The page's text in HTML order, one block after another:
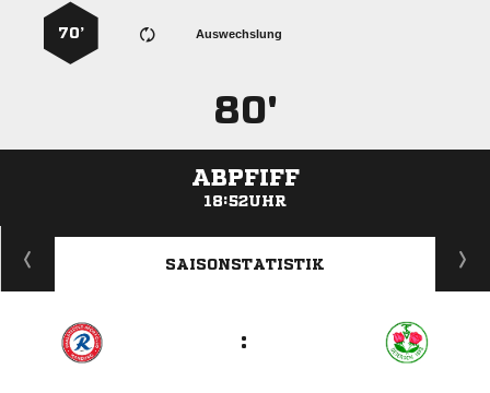
Auswechslung
70’
80'
ABPFIFF
18:52UHR
ANZEIGE
SAISONSTATISTIK
: